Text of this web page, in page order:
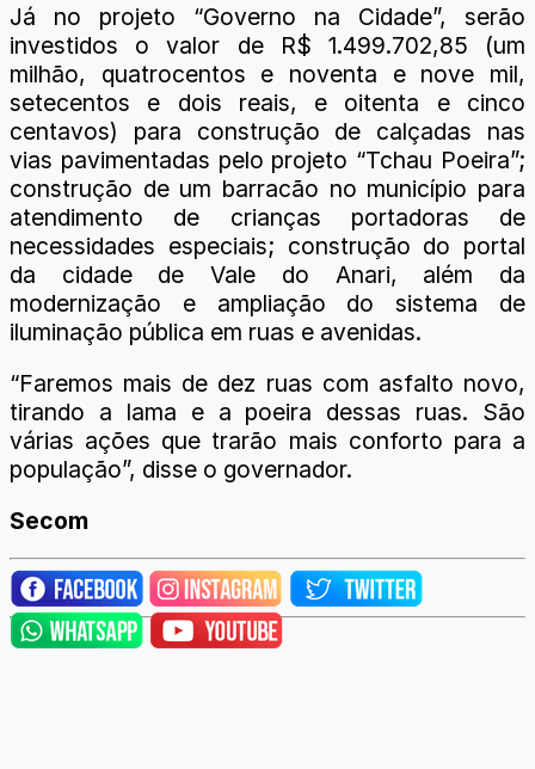
Já no projeto “Governo na Cidade”, serão
investidos o valor de R$ 1.499.702,85 (um
milhão, quatrocentos e noventa e nove mil,
setecentos e dois reais, e oitenta e cinco
centavos) para construção de calçadas nas
vias pavimentadas pelo projeto “Tchau Poeira”;
construção de um barracão no município para
atendimento de crianças portadoras de
necessidades especiais; construção do portal
da cidade de Vale do Anari, além da
modernização e ampliação do sistema de
iluminação pública em ruas e avenidas.
“Faremos mais de dez ruas com asfalto novo,
tirando a lama e a poeira dessas ruas. São
várias ações que trarão mais conforto para a
população”, disse o governador.
Secom